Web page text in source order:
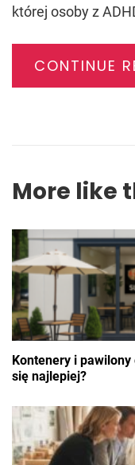
której osoby z
CONTINUE
More like
Kontenery i
się najlepiej?